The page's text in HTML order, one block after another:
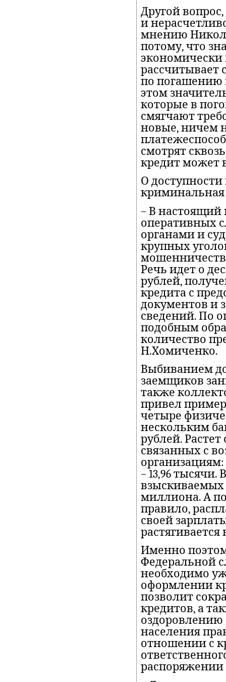
Другой
и
мнению
потому, что
экономически
рассчитывает
по погашению
этом
которые в
смягчают
новые, ничем
смотрят
кредит может
О доступности
криминальная
– В
оперативных
органами и
крупных
Речь идет о
рублей,
кредита с
документов и
сведений. По
подобным
количество
Н.Хомиченко.
Выбиванием
заемщиков
также
привел
четыре
нескольким
рублей.
связанных с
организациям:
– 13,96
взыскиваемых
миллиона. А
правило,
своей
Именно
Федеральной
необходимо
оформлении
позволит
кредитов, а
оздоровлению
населения
отношении с